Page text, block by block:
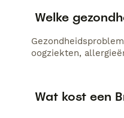
Welke
oogziekten,
Wat kost een